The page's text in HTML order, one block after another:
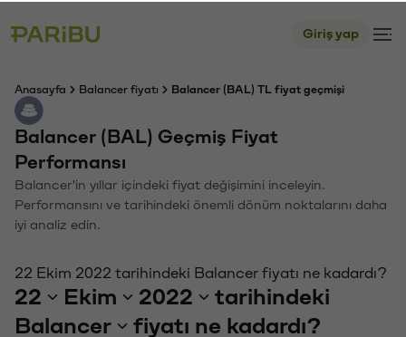
Giriş yap
Anasayfa Balancer fiyatı Balancer (BAL) TL fiyat geçmişi
Balancer (BAL) Geçmiş Fiyat
Performansı
Balancer'in yıllar içindeki fiyat değişimini inceleyin.
Performansını ve tarihindeki önemli dönüm noktalarını daha
iyi analiz edin.
22 Ekim 2022 tarihindeki Balancer fiyatı ne kadardı?
22 Ekim 2022
tarihindeki
Balancer
fiyatı ne kadardı?